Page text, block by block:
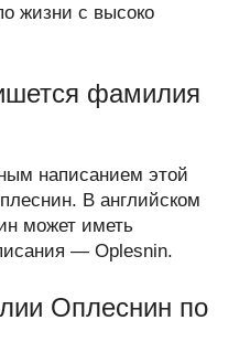
жизни с высоко
фамилия
написанием этой
В английском
может иметь
— Oplesnin.
Оплеснин по